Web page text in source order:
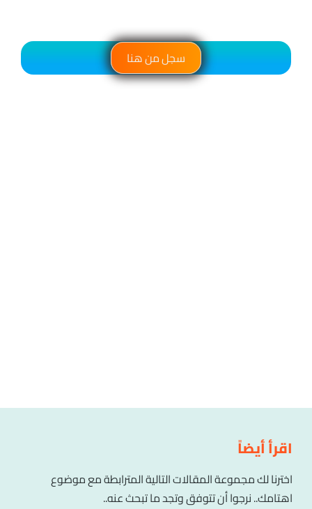
سجل من هنا
اقرأ أيضاً
اخترنا لك مجموعة المقالات التالية المترابطة مع موضوع
اهتامك.. نرجوا أن تتوفق وتجد ما تبحث عنه..